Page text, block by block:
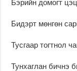
Бэрийн домогт
Бидэрт мөнгөн
Тусгаар тогтнол
Тунхаглан бичнэ